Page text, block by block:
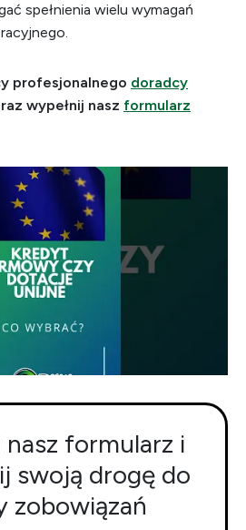
spełnienia wielu wymagań
profesjonalnego doradcy
wypełnij nasz formularz
nasz formularz i
swoją drogę do
zobowiązań